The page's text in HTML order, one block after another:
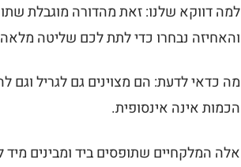
למה דווקא שלנו: זאת מהדורה מוגבלת
והאחיזה נבחרו כדי לתת לכם שליטה
מה כדאי לדעת: הם מצוינים גם לגריל וגם
הכמות אינה אינסופית.
אלה המלקחיים שתופסים ביד ומבינים